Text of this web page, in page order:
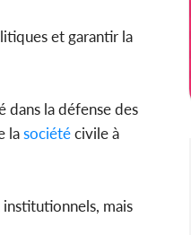
et garantir la
dans la défense des
lasociétécivile à
mais